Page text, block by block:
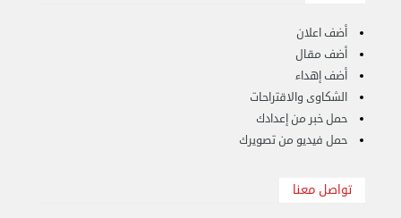
أضف اعلان
أضف مقال
أضف إهداء
الشكاوى والاقتراحات
حمل خبر من إعدادك
حمل فيديو من تصويرك
تواصل معنا